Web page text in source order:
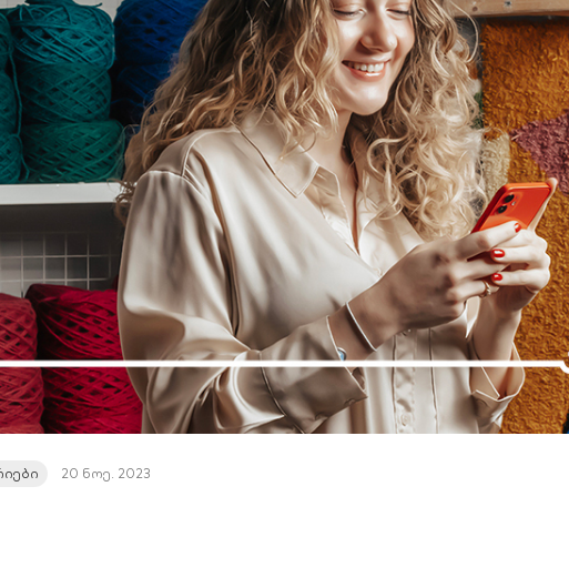
20 ნოე. 2023